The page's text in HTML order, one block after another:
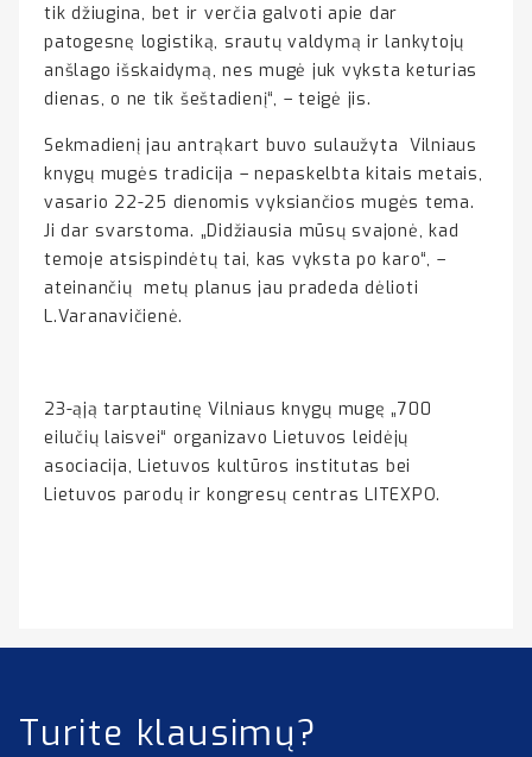
tik džiugina, bet ir verčia galvoti apie dar
patogesnę logistiką, srautų valdymą ir lankytojų
anšlago išskaidymą, nes mugė juk vyksta keturias
dienas, o ne tik šeštadienį“, – teigė jis.
Sekmadienį jau antrąkart buvo sulaužyta Vilniaus
knygų mugės tradicija – nepaskelbta kitais metais,
vasario 22-25 dienomis vyksiančios mugės tema.
Ji dar svarstoma. „Didžiausia mūsų svajonė, kad
temoje atsispindėtų tai, kas vyksta po karo“, –
ateinančių metų planus jau pradeda dėlioti
L.Varanavičienė.
23-ąją tarptautinę Vilniaus knygų mugę „700
eilučių laisvei“ organizavo Lietuvos leidėjų
asociacija, Lietuvos kultūros institutas bei
Lietuvos parodų ir kongresų centras LITEXPO.
Turite klausimų?